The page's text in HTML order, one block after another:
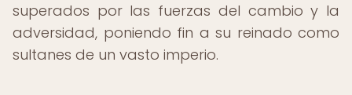
superados por las fuerzas del cambio y la
adversidad, poniendo fin a su reinado como
sultanes de un vasto imperio.